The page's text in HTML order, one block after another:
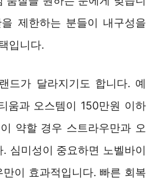
제한하는 분들이 내구성을
입니다.
드가 달라지기도 합니다. 예
움과 오스템이 150만원 이하
약할 경우 스트라우만과 오
심미성이 중요하면 노벨바이
만이 효과적입니다. 빠른 회복